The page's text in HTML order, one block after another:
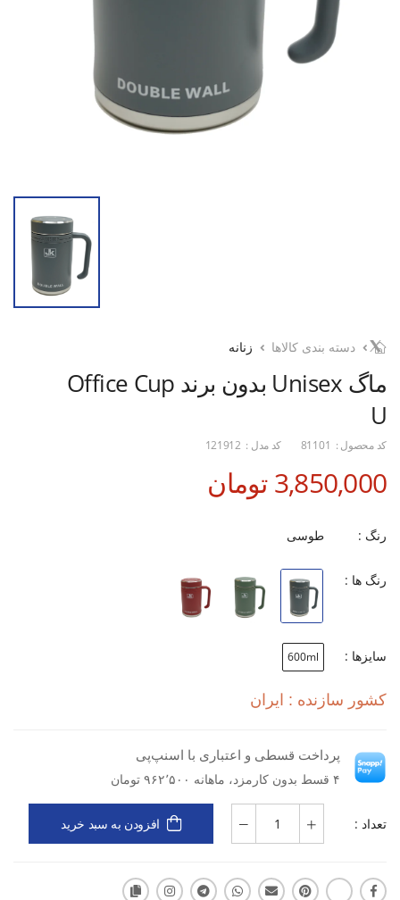
دسته بندی کالاها زنانه
ماگ Unisex بدون برند Office Cup
U
کد محصول : 81101 کد مدل : 121912
3,850,000 تومان
رنگ : طوسی
رنگ ها :
سایزها : 600ml
کشور سازنده : ایران
پرداخت قسطی و اعتباری با اسنپ‌پی
۴ قسط بدون کارمزد، ماهانه ۹۶۲٬۵۰۰ تومان
تعداد : افزودن به سبد خرید